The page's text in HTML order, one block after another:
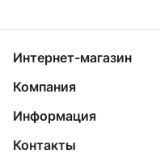
Интернет-магазин
Компания
Информация
Контакты